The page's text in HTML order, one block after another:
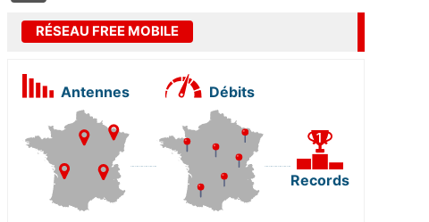
RÉSEAU FREE MOBILE
Antennes Débits
Records